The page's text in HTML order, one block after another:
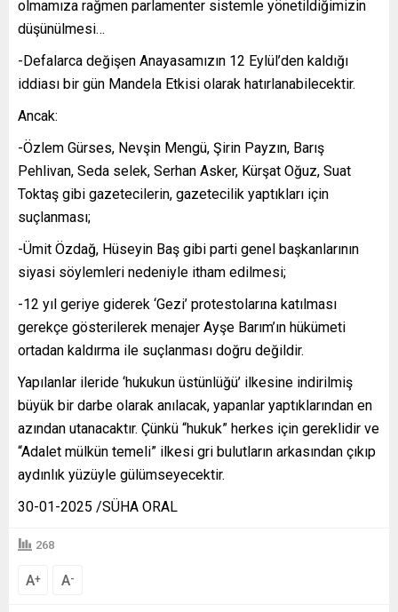
olmamıza rağmen parlamenter sistemle yönetildiğimizin
düşünülmesi…
-Defalarca değişen Anayasamızın 12 Eylül’den kaldığı
iddiası bir gün Mandela Etkisi olarak hatırlanabilecektir.
Ancak:
-Özlem Gürses, Nevşin Mengü, Şirin Payzın, Barış
Pehlivan, Seda selek, Serhan Asker, Kürşat Oğuz, Suat
Toktaş gibi gazetecilerin, gazetecilik yaptıkları için
suçlanması;
-Ümit Özdağ, Hüseyin Baş gibi parti genel başkanlarının
siyasi söylemleri nedeniyle itham edilmesi;
-12 yıl geriye giderek ‘Gezi’ protestolarına katılması
gerekçe gösterilerek menajer Ayşe Barım’ın hükümeti
ortadan kaldırma ile suçlanması doğru değildir.
Yapılanlar ileride ‘hukukun üstünlüğü’ ilkesine indirilmiş
büyük bir darbe olarak anılacak, yapanlar yaptıklarından en
azından utanacaktır. Çünkü “hukuk” herkes için gereklidir ve
“Adalet mülkün temeli” ilkesi gri bulutların arkasından çıkıp
aydınlık yüzüyle gülümseyecektir.
30-01-2025 /SÜHA ORAL
268
A+ A-